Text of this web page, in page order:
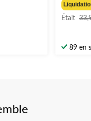
Était
89 en